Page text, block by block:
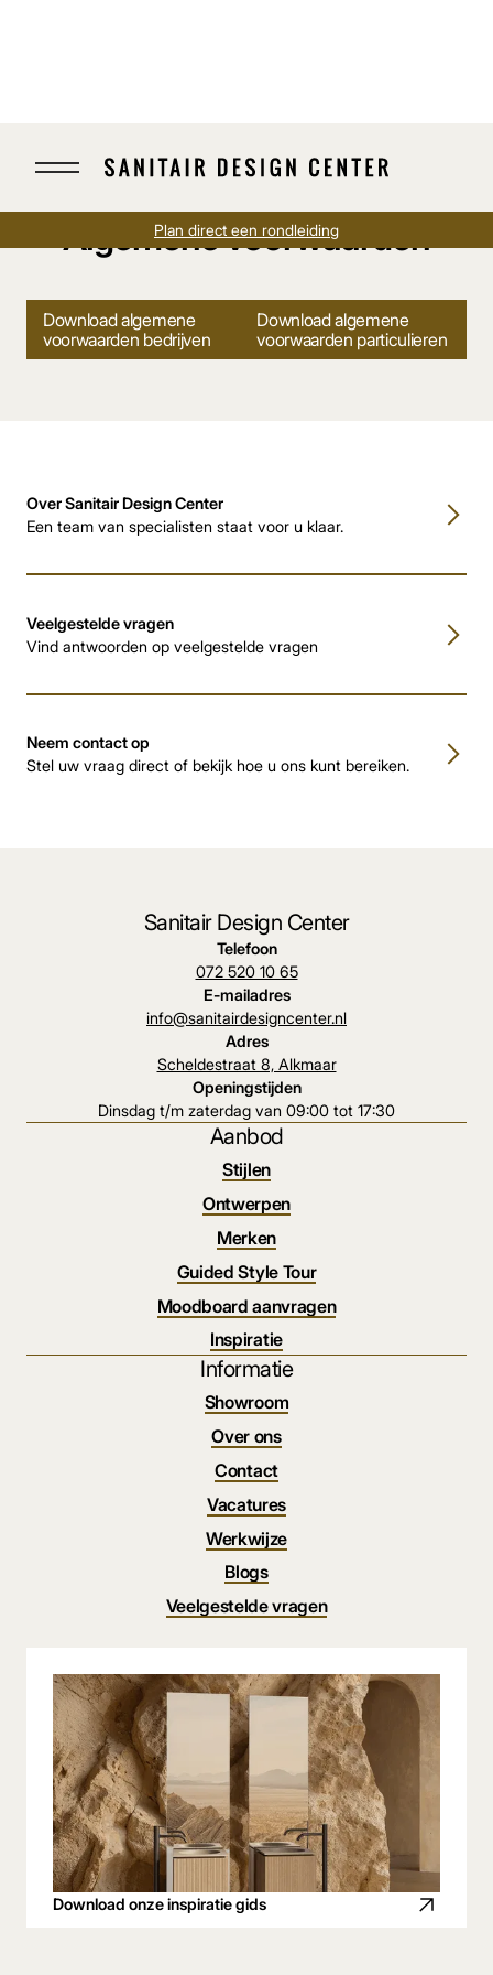
Plan direct een rondleiding
Algemene voorwaarden
Download algemene
voorwaarden bedrijven
Download algemene
voorwaarden particulieren
Over Sanitair Design Center
Een team van specialisten staat voor u klaar.
Veelgestelde vragen
Vind antwoorden op veelgestelde vragen
Neem contact op
Stel uw vraag direct of bekijk hoe u ons kunt bereiken.
Download onze inspiratie gids
Sanitair Design Center
Telefoon
072 520 10 65
E-mailadres
info@sanitairdesigncenter.nl
Adres
Scheldestraat 8, Alkmaar
Openingstijden
Dinsdag t/m zaterdag van 09:00 tot 17:30
Aanbod
Stijlen
Ontwerpen
Merken
Guided Style Tour
Moodboard aanvragen
Inspiratie
Informatie
Showroom
Over ons
Contact
Vacatures
Werkwijze
Blogs
Veelgestelde vragen